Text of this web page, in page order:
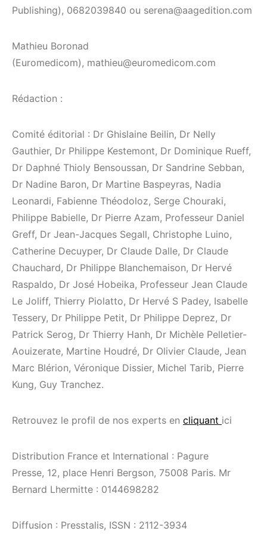
Publishing), 0682039840 ou serena@aagedition.com
Mathieu Boronad
(Euromedicom), mathieu@euromedicom.com
Rédaction :
Comité éditorial : Dr Ghislaine Beilin, Dr Nelly
Gauthier, Dr Philippe Kestemont, Dr Dominique Rueff,
Dr Daphné Thioly Bensoussan, Dr Sandrine Sebban,
Dr Nadine Baron, Dr Martine Baspeyras, Nadia
Leonardi, Fabienne Théodoloz, Serge Chouraki,
Philippe Babielle, Dr Pierre Azam, Professeur Daniel
Greff, Dr Jean-Jacques Segall, Christophe Luino,
Catherine Decuyper, Dr Claude Dalle, Dr Claude
Chauchard, Dr Philippe Blanchemaison, Dr Hervé
Raspaldo, Dr José Hobeika, Professeur Jean Claude
Le Joliff, Thierry Piolatto, Dr Hervé S Padey, Isabelle
Tessery, Dr Philippe Petit, Dr Philippe Deprez, Dr
Patrick Serog, Dr Thierry Hanh, Dr Michèle Pelletier-
Aouizerate, Martine Houdré, Dr Olivier Claude, Jean
Marc Blérion, Véronique Dissier, Michel Tarib, Pierre
Kung, Guy Tranchez.
Retrouvez le profil de nos experts en cliquant ici
Distribution France et International : Pagure
Presse, 12, place Henri Bergson, 75008 Paris. Mr
Bernard Lhermitte : 0144698282
Diffusion : Presstalis, ISSN : 2112-3934